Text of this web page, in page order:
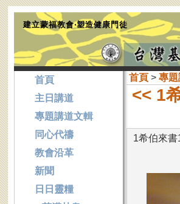
建立蒙福教會‧塑造健康門徒
首頁> 專
<< 1
1希伯來
首頁
主日講道
專題講道文輯
同心代禱
教會沿革
新聞
日日靈糧